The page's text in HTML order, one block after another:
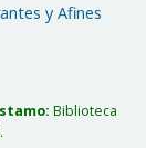
y Afines
Biblioteca
.